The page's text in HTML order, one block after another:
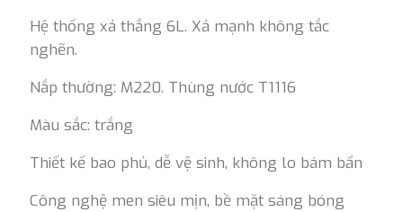
Hệ thống xả thẳng 6L. Xả mạnh không tắc
nghẽn.
Nắp thường: M220. Thùng nước T1116
Màu sắc: trắng
Thiết kế bao phủ, dễ vệ sinh, không lo bám bẩn
Công nghệ men siêu mịn, bề mặt sáng bóng